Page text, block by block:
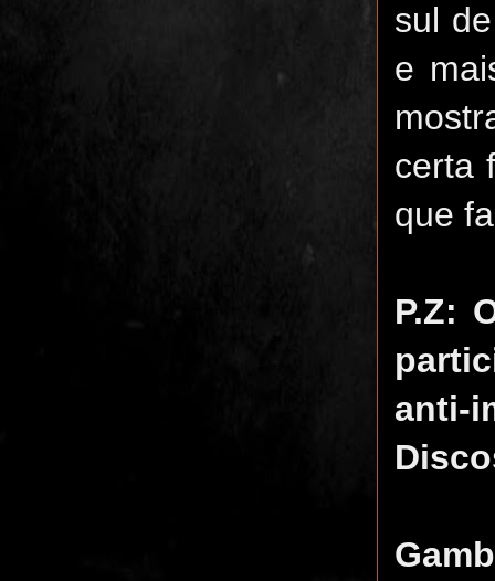
sul
e
certa
que
P.Z:
anti-